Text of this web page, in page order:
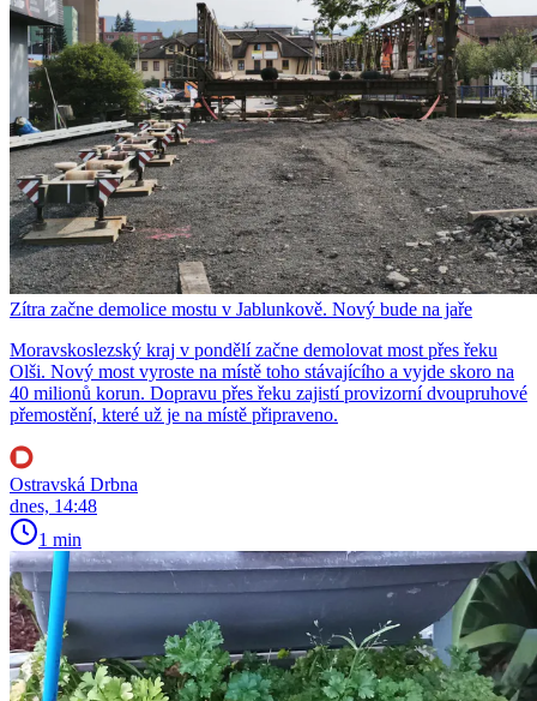
Zítra začne demolice mostu v Jablunkově. Nový bude na jaře
Moravskoslezský kraj v pondělí začne demolovat most přes řeku
Olši. Nový most vyroste na místě toho stávajícího a vyjde skoro na
40 milionů korun. Dopravu přes řeku zajistí provizorní dvoupruhové
přemostění, které už je na místě připraveno.
Ostravská Drbna
dnes, 14:48
1 min